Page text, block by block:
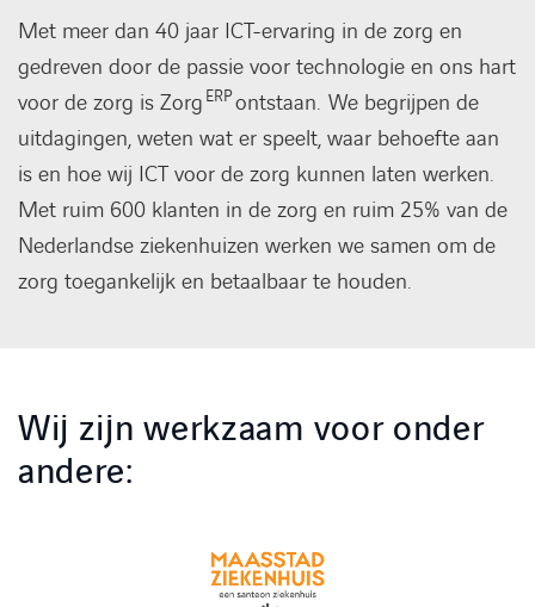
Met meer dan 40 jaar ICT-ervaring in de zorg en
gedreven door de passie voor technologie en ons hart
voor de zorg is Zorg ERPontstaan. We begrijpen de
uitdagingen, weten wat er speelt, waar behoefte aan
is en hoe wij ICT voor de zorg kunnen laten werken.
Met ruim 600 klanten in de zorg en ruim 25% van de
Nederlandse ziekenhuizen werken we samen om de
zorg toegankelijk en betaalbaar te houden.
Wij zijn werkzaam voor onder
andere: